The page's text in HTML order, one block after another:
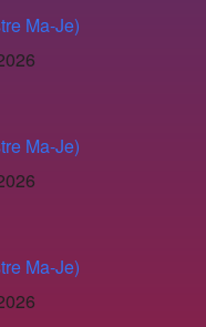
Ma-Je)
Ma-Je)
Ma-Je)